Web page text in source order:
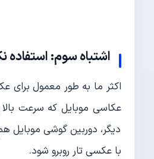
اشتباه سوم: استفاده
اکثر ما به طور معمول برای
عکاسی موبایل که سرعت
دیگر، دوربین گوشی
با عکسی تار روبرو شود.